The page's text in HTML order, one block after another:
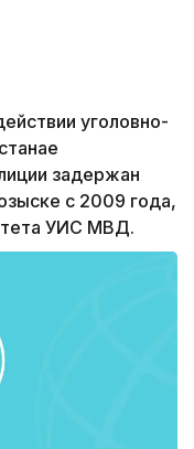
уголовно-
задержан
с 2009 года,
УИС МВД.